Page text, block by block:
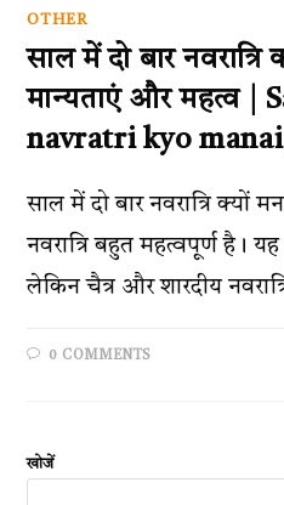
OTHER
साल में दो बार नवरात्रि
मान्यताएं और महत्व |
navratri kyo
साल में दो बार नवरात्रि क्यों
नवरात्रि बहुत महत्वपूर्ण है।
लेकिन चैत्र और शारदीय
0 COMMENTS
खोजें